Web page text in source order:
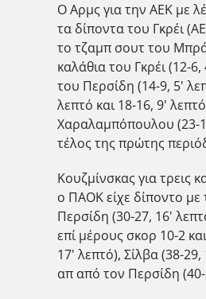
Ο Αρμς για την ΑΕΚ με
τα δίποντα του Γκρέι
το τζαμπ σουτ του
καλάθια του Γκρέι (12-
του Περσίδη (14-9, 5'
λεπτό και 18-16, 9'
Χαραλαμπόπουλου (23-
τέλος της πρώτης
Κουζμίνσκας για τρεις
ο ΠΑΟΚ είχε δίποντο με
Περσίδη (30-27, 16'
επί μέρους σκορ 10-2
17' λεπτό), Σίλβα (38-
απ από τον Περσίδη